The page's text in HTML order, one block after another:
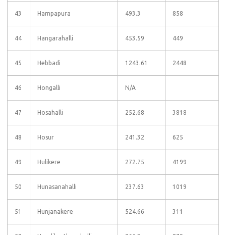
43 Hampapura 493.3 858
44 Hangarahalli 453.59 449
45 Hebbadi 1243.61 2448
46 Hongalli N/A
47 Hosahalli 252.68 3818
48 Hosur 241.32 625
49 Hulikere 272.75 4199
50 Hunasanahalli 237.63 1019
51 Hunjanakere 524.66 311